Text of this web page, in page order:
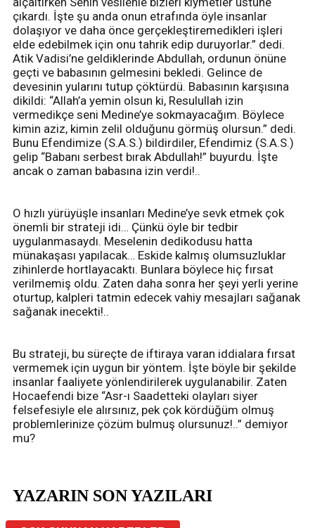
çıkardı. İşte şu anda onun etrafında öyle insanlar
dolaşıyor ve daha önce gerçekleştiremedikleri işleri
elde edebilmek için onu tahrik edip duruyorlar.” dedi.
Atik Vadisi’ne geldiklerinde Abdullah, ordunun önüne
geçti ve babasının gelmesini bekledi. Gelince de
devesinin yularını tutup çöktürdü. Babasının karşısına
dikildi: “Allah’a yemin olsun ki, Resulullah izin
vermedikçe seni Medine’ye sokmayacağım. Böylece
kimin aziz, kimin zelil olduğunu görmüş olursun.” dedi.
Bunu Efendimize (S.A.S.) bildirdiler, Efendimiz (S.A.S.)
gelip “Babanı serbest bırak Abdullah!” buyurdu. İşte
ancak o zaman babasına izin verdi!..
O hızlı yürüyüşle insanları Medine’ye sevk etmek çok
önemli bir strateji idi… Çünkü öyle bir tedbir
uygulanmasaydı. Meselenin dedikodusu hatta
münakaşası yapılacak… Eskide kalmış olumsuzluklar
zihinlerde hortlayacaktı. Bunlara böylece hiç fırsat
verilmemiş oldu. Zaten daha sonra her şeyi yerli yerine
oturtup, kalpleri tatmin edecek vahiy mesajları sağanak
sağanak inecekti!..
Bu strateji, bu süreçte de iftiraya varan iddialara fırsat
vermemek için uygun bir yöntem. İşte böyle bir şekilde
insanlar faaliyete yönlendirilerek uygulanabilir. Zaten
Hocaefendi bize “Asr-ı Saadetteki olayları siyer
felsefesiyle ele alırsınız, pek çok kördüğüm olmuş
problemlerinize çözüm bulmuş olursunuz!..” demiyor
mu?
YAZARIN SON YAZILARI